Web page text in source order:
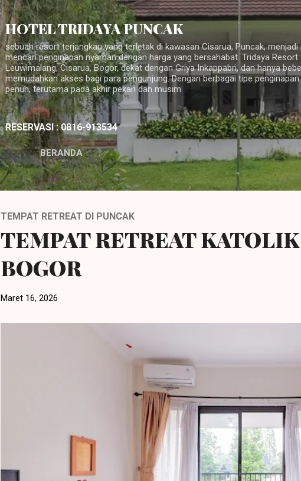
Langsung ke konten utama
HOTEL TRIDAYA PUNCAK
sebuah resort terjangkau yang terletak di kawasan Cisarua, Puncak,
mencari penginapan nyaman dengan harga yang bersahabat. Tridaya
Leuwimalang, Cisarua, Bogor, dekat dengan Griya Inkappabri, dan hanya
memudahkan akses bagi para pengunjung. Dengan berbagai tipe
penuh, terutama pada akhir pekan dan musim
RESERVASI : 0816-913534
BERANDA
TEMPAT RETREAT DI PUNCAK
TEMPAT RETREAT
BOGOR
Maret 16, 2026